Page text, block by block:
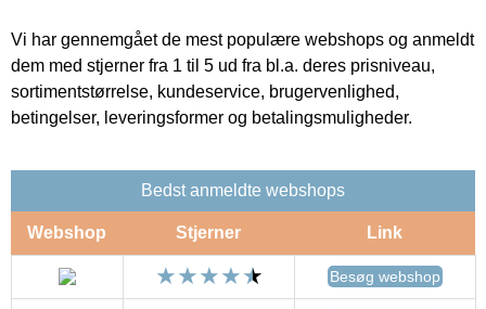
Vi har gennemgået de mest populære webshops og anmeldt
dem med stjerner fra 1 til 5 ud fra bl.a. deres prisniveau,
sortimentstørrelse, kundeservice, brugervenlighed,
betingelser, leveringsformer og betalingsmuligheder.
Bedst anmeldte webshops
Webshop Stjerner Link
Besøg webshop